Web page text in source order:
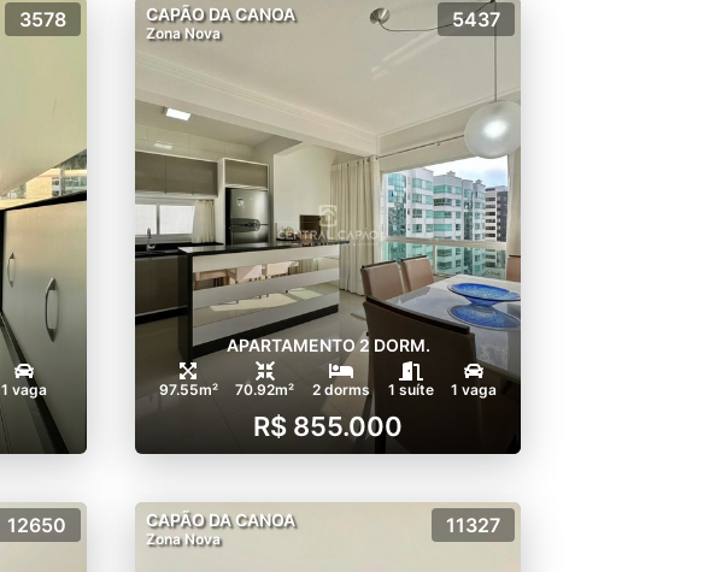
3578
1 vaga
CAPÃO DA CANOA
Zona Nova
5437
APARTAMENTO 2 DORM.
97.55m² 70.92m² 2 dorms 1 suíte 1 vaga
R$ 855.000
12650 CAPÃO DA CANOA
Zona Nova
11327